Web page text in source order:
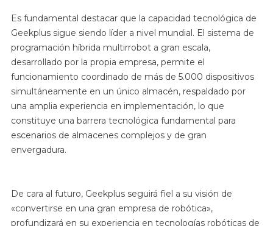
Es fundamental destacar que la capacidad tecnológica de
Geekplus sigue siendo líder a nivel mundial. El sistema de
programación híbrida multirrobot a gran escala,
desarrollado por la propia empresa, permite el
funcionamiento coordinado de más de 5.000 dispositivos
simultáneamente en un único almacén, respaldado por
una amplia experiencia en implementación, lo que
constituye una barrera tecnológica fundamental para
escenarios de almacenes complejos y de gran
envergadura.
De cara al futuro, Geekplus seguirá fiel a su visión de
«convertirse en una gran empresa de robótica»,
profundizará en su experiencia en tecnologías robóticas de